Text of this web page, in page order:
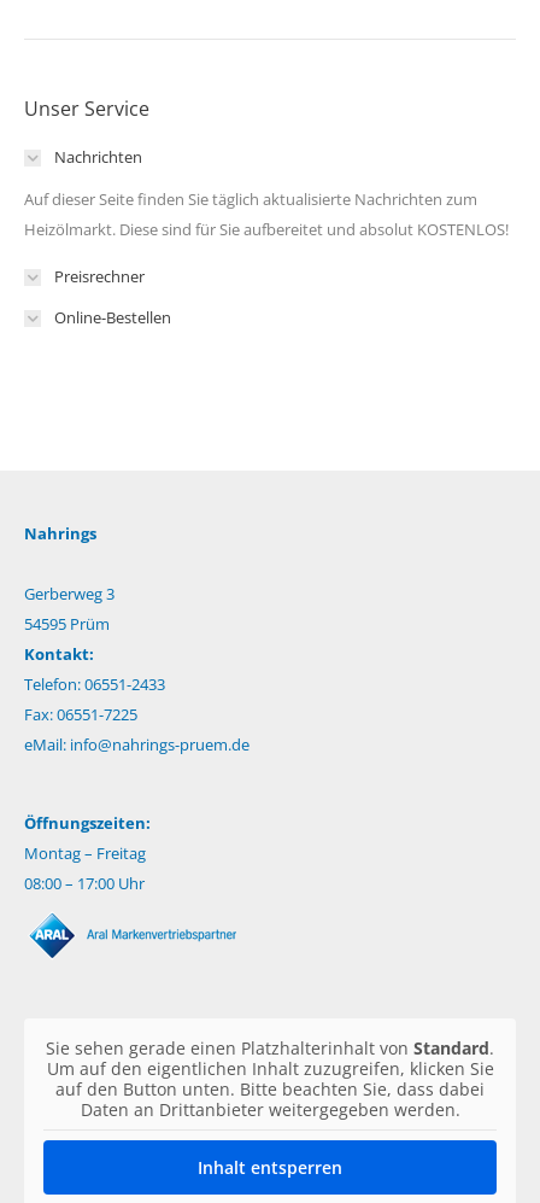
Unser Service
Nachrichten
Auf dieser Seite finden Sie täglich aktualisierte Nachrichten zum
Heizölmarkt. Diese sind für Sie aufbereitet und absolut KOSTENLOS!
Preisrechner
Online-Bestellen
Nahrings
Gerberweg 3
54595 Prüm
Kontakt:
Telefon: 06551-2433
Fax: 06551-7225
eMail: info@nahrings-pruem.de
Öffnungszeiten:
Montag – Freitag
08:00 – 17:00 Uhr
Sie sehen gerade einen Platzhalterinhalt von Standard.
Um auf den eigentlichen Inhalt zuzugreifen, klicken Sie
auf den Button unten. Bitte beachten Sie, dass dabei
Daten an Drittanbieter weitergegeben werden.
Inhalt entsperren